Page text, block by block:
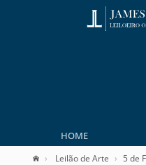
HOME
Leilão de Arte 5 de